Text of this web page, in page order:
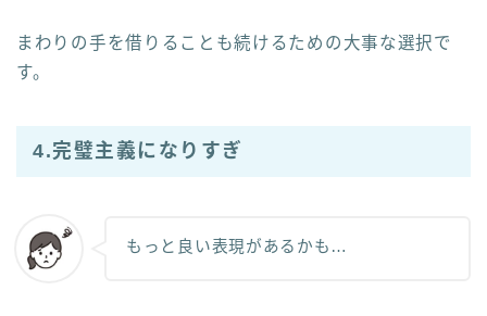
まわりの手を借りることも続けるための大事な選択で
す。
4.完璧主義になりすぎ
もっと良い表現があるかも…